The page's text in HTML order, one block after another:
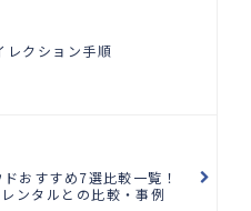
レクション手順
おすすめ7選比較一覧！
ンタルとの比較・事例